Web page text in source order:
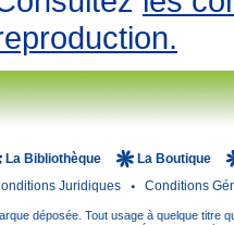
La Bibliothèque
La Boutique
Juridiques Conditions
déposée. Tout usage à quelque